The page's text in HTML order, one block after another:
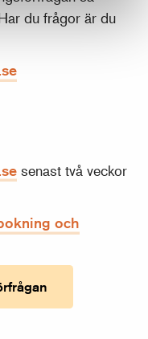
du frågor är du
senast två veckor
och